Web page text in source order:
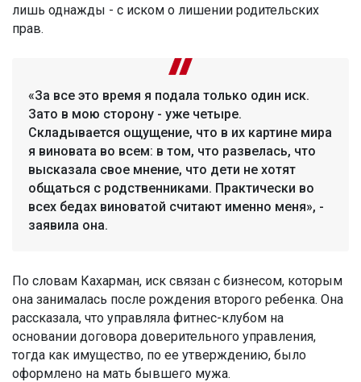
лишь однажды - с иском о лишении родительских
прав.
«За все это время я подала только один иск.
Зато в мою сторону - уже четыре.
Складывается ощущение, что в их картине мира
я виновата во всем: в том, что развелась, что
высказала свое мнение, что дети не хотят
общаться с родственниками. Практически во
всех бедах виноватой считают именно меня», -
заявила она.
По словам Кахарман, иск связан с бизнесом, которым
она занималась после рождения второго ребенка. Она
рассказала, что управляла фитнес-клубом на
основании договора доверительного управления,
тогда как имущество, по ее утверждению, было
оформлено на мать бывшего мужа.